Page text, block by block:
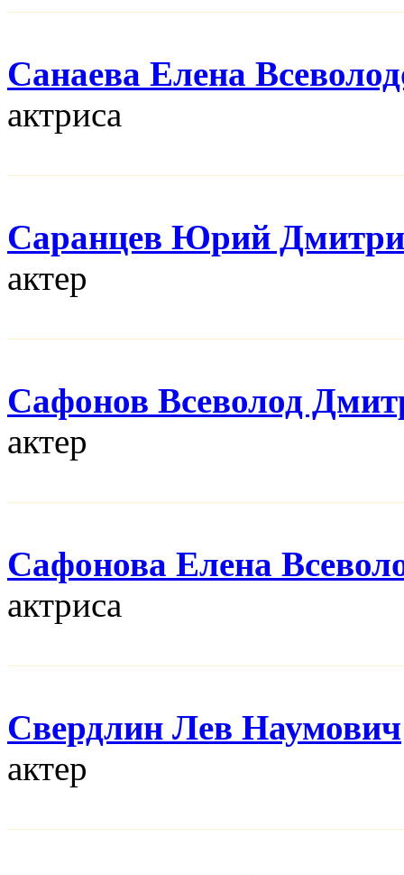
Санаева Елена
актриса
Саранцев Юрий
актер
Сафонов Всеволод
актер
Сафонова Елена
актриса
Свердлин Лев Наумович
актер